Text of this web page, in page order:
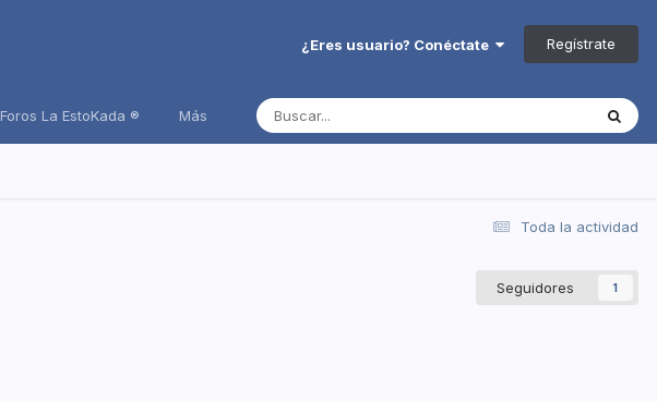
¿Eres usuario? Conéctate Regístrate
Foros La EstoKada ® Más
Toda la actividad
Seguidores 1